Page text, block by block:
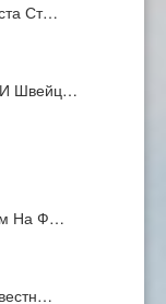
Ст…
И Швейц…
На Ф…